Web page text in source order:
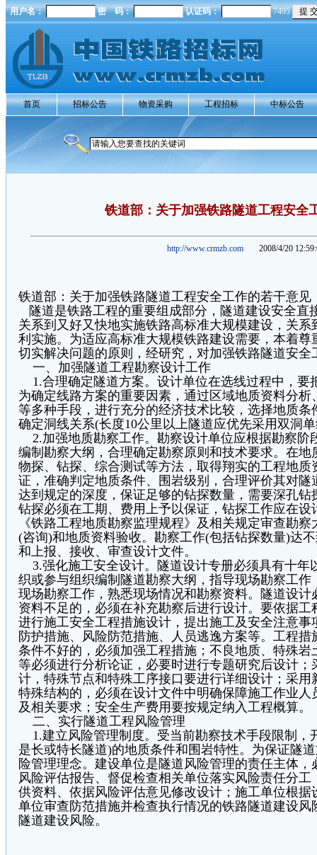
用户名： 密 码： 认证码： 7495
首页 招标公告 物资采购 工程招标 中标公告
铁道部：关于加强铁路隧道工程安全
http://www.crmzb.com 2008/4/20
铁道部：关于加强铁路隧道工程安全工作的若干意见
隧道是铁路工程的重要组成部分，隧道建设安全直
关系到又好又快地实施铁路高标准大规模建设，关
利实施。为适应高标准大规模铁路建设需要，本着
切实解决问题的原则，经研究，对加强铁路隧道安全
一、加强隧道工程勘察设计工作
1.合理确定隧道方案。设计单位在选线过程中，要
为确定线路方案的重要因素，通过区域地质资料分
等多种手段，进行充分的经济技术比较，选择地质
确定洞线关系(长度10公里以上隧道应优先采用双洞
2.加强地质勘察工作。勘察设计单位应根据勘察阶
编制勘察大纲，合理确定勘察原则和技术要求。在
物探、钻探、综合测试等方法，取得翔实的工程地
证，准确判定地质条件、围岩级别，合理评价其对
达到规定的深度，保证足够的钻探数量，需要深孔
钻探必须在工期、费用上予以保证，钻探工作应在
《铁路工程地质勘察监理规程》及相关规定审查勘
(咨询)和地质资料验收。勘察工作(包括钻探数量)达
和上报、接收、审查设计文件。
3.强化施工安全设计。隧道设计专册必须具有十年
织或参与组织编制隧道勘察大纲，指导现场勘察工
现场勘察工作，熟悉现场情况和勘察资料。隧道设
资料不足的，必须在补充勘察后进行设计。要依据
进行施工安全工程措施设计，提出施工及安全注意
防护措施、风险防范措施、人员逃逸方案等。工程
条件不好的，必须加强工程措施；不良地质、特殊
等必须进行分析论证，必要时进行专题研究后设计
计，特殊节点和特殊工序接口要进行详细设计；采
特殊结构的，必须在设计文件中明确保障施工作业
及相关要求；安全生产费用要按规定纳入工程概算。
二、实行隧道工程风险管理
1.建立风险管理制度。受当前勘察技术手段限制，
是长或特长隧道)的地质条件和围岩特性。为保证隧
险管理理念。建设单位是隧道风险管理的责任主体
风险评估报告、督促检查相关单位落实风险责任分
供资料、依据风险评估意见修改设计；施工单位根
单位审查防范措施并检查执行情况的铁路隧道建设
隧道建设风险。